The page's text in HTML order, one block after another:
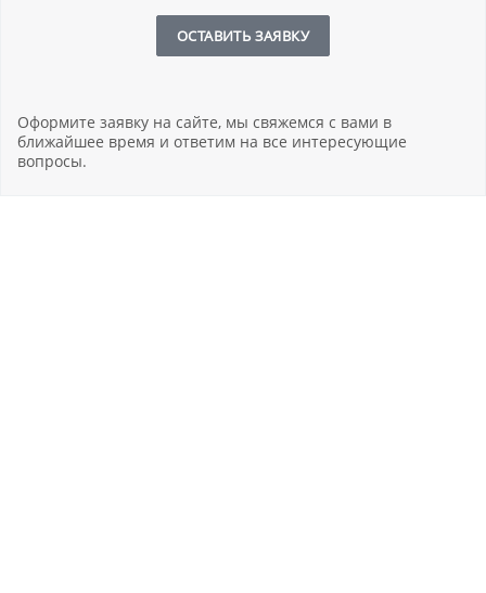
ОСТАВИТЬ ЗАЯВКУ
Оформите заявку на сайте, мы свяжемся с вами в
ближайшее время и ответим на все интересующие
вопросы.